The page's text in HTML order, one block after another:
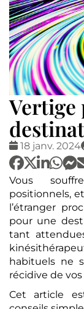
Vertige
Date
:
18 janv. 2024
Vous
positionnels,
l’étranger
pour une
tant
habituels ne
récidive de
Cet article